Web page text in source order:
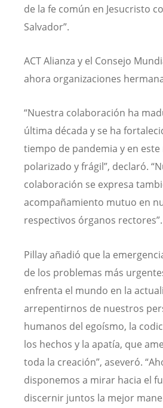
de la fe común en Jesucristo
Salvador”.
ACT Alianza y el Consejo
ahora organizaciones
“Nuestra colaboración ha
última década y se ha
tiempo de pandemia y en
polarizado y frágil”, declaró.
colaboración se expresa
acompañamiento mutuo en
respectivos órganos rectores”.
Pillay añadió que la
de los problemas más
enfrenta el mundo en la
arrepentirnos de nuestros
humanos del egoísmo, la
los hechos y la apatía, que
toda la creación”, aseveró.
disponemos a mirar hacia el
discernir juntos la mejor